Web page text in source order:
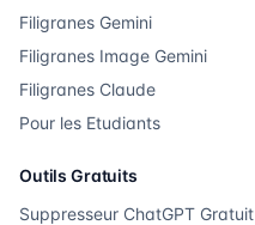
Filigranes Gemini
Filigranes Image Gemini
Filigranes Claude
Pour les Etudiants
Outils Gratuits
Suppresseur ChatGPT Gratuit